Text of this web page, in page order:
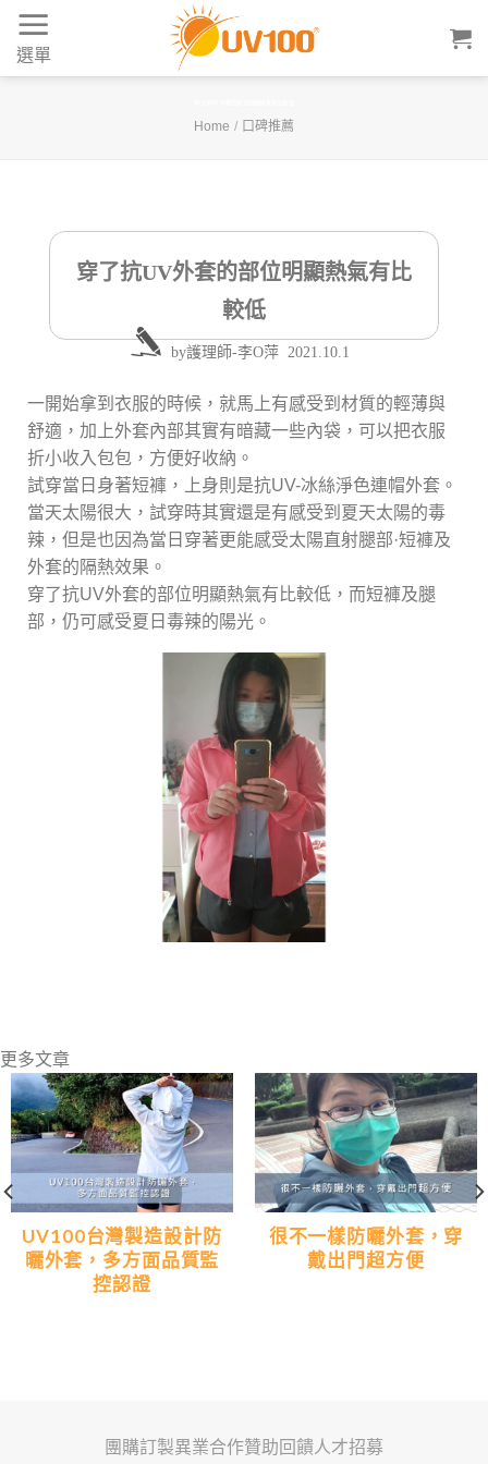
Skip
content
選單
Home / 口碑推薦
穿了抗UV外套的部位明顯熱氣有比
較低
by護理師-李O萍 2021.10.1
一開始拿到衣服的時候，就馬上有感受到材質的輕薄與
舒適，加上外套內部其實有暗藏一些內袋，可以把衣服
折小收入包包，方便好收納。
試穿當日身著短褲，上身則是抗UV-冰絲淨色連帽外套。
當天太陽很大，試穿時其實還是有感受到夏天太陽的毒
辣，但是也因為當日穿著更能感受太陽直射腿部·短褲及
外套的隔熱效果。
穿了抗UV外套的部位明顯熱氣有比較低，而短褲及腿
部，仍可感受夏日毒辣的陽光。
更多文章
UV100台灣製造設計防
曬外套，多方面品質監
控認證
很不一樣防曬外套，穿
戴出門超方便
團購訂製異業合作贊助回饋人才招募